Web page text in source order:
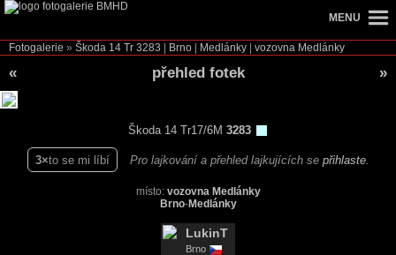
Fotogalerie » Škoda 14 Tr 3283 Brno Medlánky vozovna Medlánky
« přehled fotek »
Škoda 14 Tr17/6M 3283
3 to se mi líbí Pro lajkování a přehled lajkujících se přihlaste.
místo: vozovna Medlánky
Brno-Medlánky
LukinT
Brno
MENU